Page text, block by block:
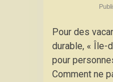
Pour des
durable, « Île-
pour
Comment ne